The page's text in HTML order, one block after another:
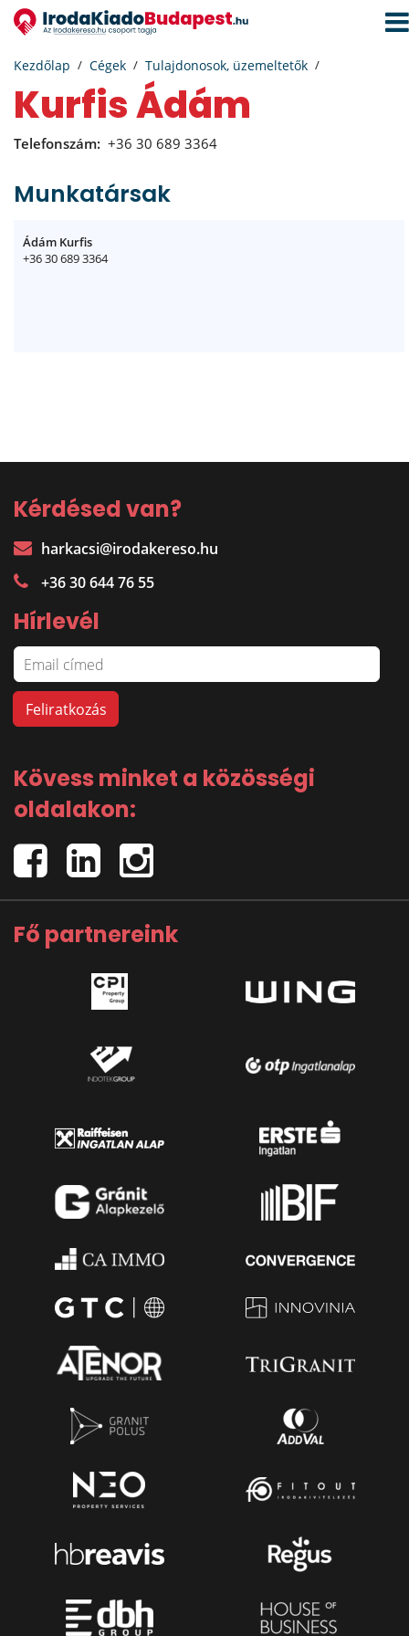
Kezdőlap Cégek Tulajdonosok, üzemeltetők
Kurfis Ádám
Telefonszám: +36 30 689 3364
Munkatársak
Ádám Kurfis
+36 30 689 3364
Kérdésed van?
harkacsi@irodakereso.hu
+36 30 644 76 55
Hírlevél
Kövess minket a közösségi
oldalakon:
Fő partnereink